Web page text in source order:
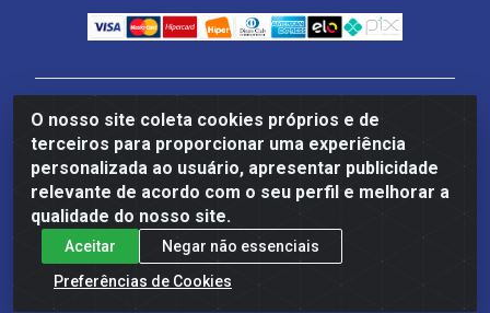
O nosso site coleta cookies próprios e de
terceiros para proporcionar uma experiência
personalizada ao usuário, apresentar publicidade
relevante de acordo com o seu perfil e melhorar a
qualidade do nosso site.
Aceitar
Negar não essenciais
Preferências de Cookies
Estrela Distribuição LTDA - CNPJ 08.691.096/0001-93 -
Setor Setor de Industria Qi 22 Lt 7, 9, 11, 13, 14 Ao 32,
S/NC - Setor Industrial Ceilândia, Brasília/DF - CEP
72265-220